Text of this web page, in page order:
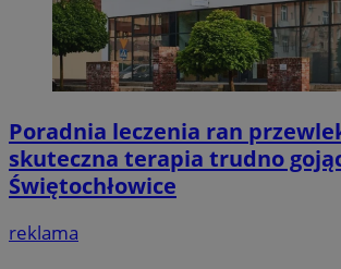
Poradnia leczenia ran
skuteczna terapia trudno
Świętochłowice
reklama